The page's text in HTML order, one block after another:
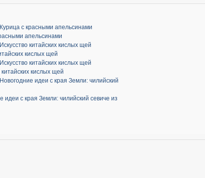
Курица с красными апельсинами
апельсинами
Искусство китайских кислых щей
кислых щей
Искусство китайских кислых щей
китайских кислых щей
Новогодние идеи с края Земли: чилийский
идеи с края Земли: чилийский севиче из